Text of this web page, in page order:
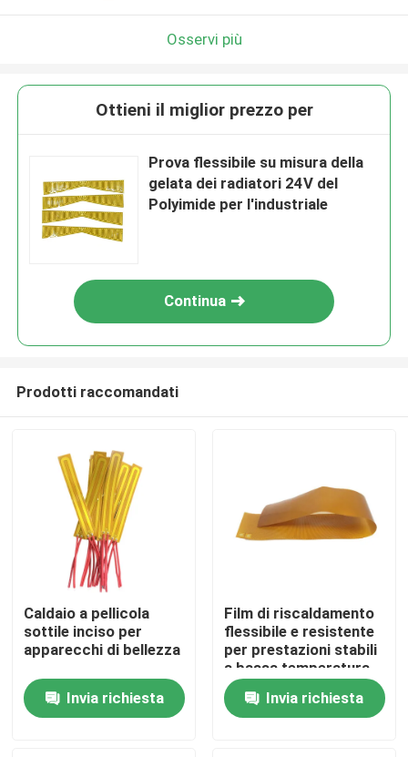
Prodotti
Video
Osservi più
Ottieni il miglior prezzo per
Prova flessibile su misura della
gelata dei radiatori 24V del
Polyimide per l'industriale
Continua
Prodotti raccomandati
Caldaio a pellicola
sottile inciso per
apparecchi di bellezza
Invia richiesta
Film di riscaldamento
flessibile e resistente
per prestazioni stabili
a bassa temperatura
Invia richiesta